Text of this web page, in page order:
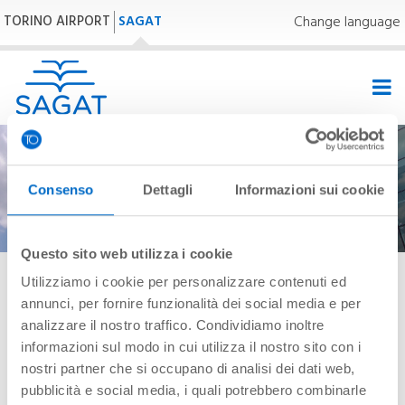
Consenso Dettagli Informazioni sui cookie
Questo sito web utilizza i cookie
Utilizziamo i cookie per personalizzare contenuti ed
annunci, per fornire funzionalità dei social media e per
analizzare il nostro traffico. Condividiamo inoltre
informazioni sul modo in cui utilizza il nostro sito con i
nostri partner che si occupano di analisi dei dati web,
pubblicità e social media, i quali potrebbero combinarle
TORINO AIRPORT SAGAT Change language
24,0°C | 75,2°F
Homepage » Sagat » Area Stampa » News e comunicati
News